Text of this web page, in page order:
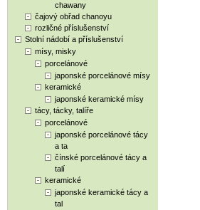
chawany
čajový obřad chanoyu
rozličné příslušenství
Stolní nádobí a příslušenství
mísy, misky
porcelánové
japonské porcelánové mísy
keramické
japonské keramické mísy
tácy, tácky, talíře
porcelánové
japonské porcelánové tácy
a ta
čínské porcelánové tácy a
talí
keramické
japonské keramické tácy a
tal